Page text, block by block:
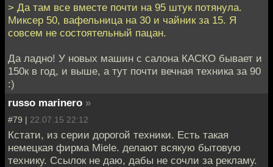
> Да там все вместе почти на 95 штук потянула.
Миксер 50, вафельница на 30 и чайник за 15. Я
совсем не состоятельный пацан.
Да ладно! У новых машин с салона КАСКО бывает и
150к в год, и выше, а тут почти вечная техника за 90
:)
russo marinero »
#79 | 22.07.15 22:12
Кстати, из серии дорогой техники. Есть такая
немецкая фирма Miele. делают всякую бытовую
технику. Ссылок не даю, дабы не сочли за рекламу.